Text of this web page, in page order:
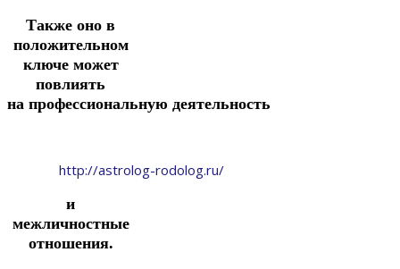
Также оно в
положительном
ключе может
повлиять
на профессиональную деятельность
http://astrolog-rodolog.ru/
и
межличностные
отношения.